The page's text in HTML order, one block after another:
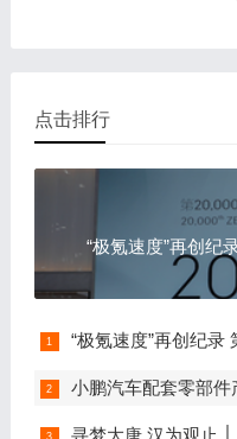
点击排行
“极氪速度”再创纪录
小鹏汽车配套零部件产业
寻梦大唐 汉为观止 │ 汉家族